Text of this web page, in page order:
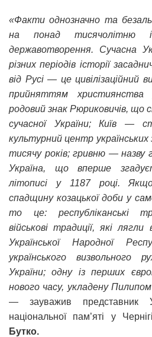
«Факти однозначно та
на понад тисячолітню
державотворення. Сучасна
різних періодів історії
від Русі — це цивілізаційний
прийняттям
родовий знак Рюриковичів, що
сучасної України; Київ —
культурний центр
тисячу років; гривню — назву
Україна, що вперше
літописі у 1187 році.
спадщину козацької доби у
то це: республіканські
військові традиції, які
Української Народної
українського
України; одну із перших
нового часу, укладену
— зауважив представник
національної пам’яті у
Бутко.